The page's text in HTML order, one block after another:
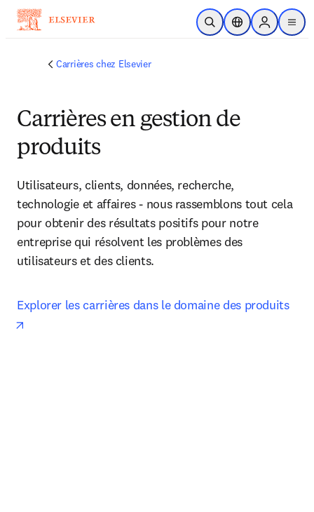
Passer au contenu principal
Ouvrir la recherche
Sélecteur de
Sign in to
menu
Carrières chez Elsevier
Carrières en gestion de
produits
Utilisateurs, clients, données, recherche,
technologie et affaires - nous rassemblons tout cela
pour obtenir des résultats positifs pour notre
entreprise qui résolvent les problèmes des
utilisateurs et des clients.
Explorer les carrières dans le domaine des produits